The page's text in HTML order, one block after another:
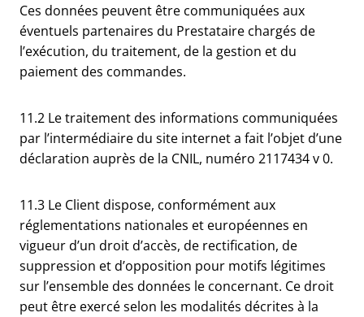
Ces données peuvent être communiquées aux
éventuels partenaires du Prestataire chargés de
l’exécution, du traitement, de la gestion et du
paiement des commandes.
11.2 Le traitement des informations communiquées
par l’intermédiaire du site internet a fait l’objet d’une
déclaration auprès de la CNIL, numéro 2117434 v 0.
11.3 Le Client dispose, conformément aux
réglementations nationales et européennes en
vigueur d’un droit d’accès, de rectification, de
suppression et d’opposition pour motifs légitimes
sur l’ensemble des données le concernant. Ce droit
peut être exercé selon les modalités décrites à la